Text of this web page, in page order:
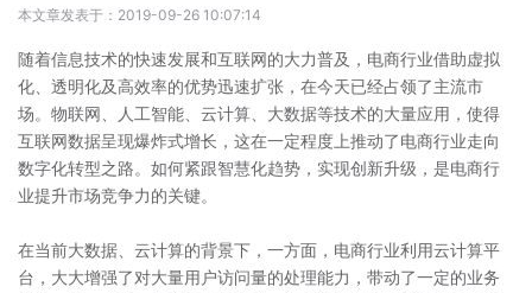
本文章发表于：2019-09-26 10:07:14
随着信息技术的快速发展和互联网的大力普及，电商行业借助虚拟
化、透明化及高效率的优势迅速扩张，在今天已经占领了主流市
场。物联网、人工智能、云计算、大数据等技术的大量应用，使得
互联网数据呈现爆炸式增长，这在一定程度上推动了电商行业走向
数字化转型之路。如何紧跟智慧化趋势，实现创新升级，是电商行
业提升市场竞争力的关键。
在当前大数据、云计算的背景下，一方面，电商行业利用云计算平
台，大大增强了对大量用户访问量的处理能力，带动了一定的业务